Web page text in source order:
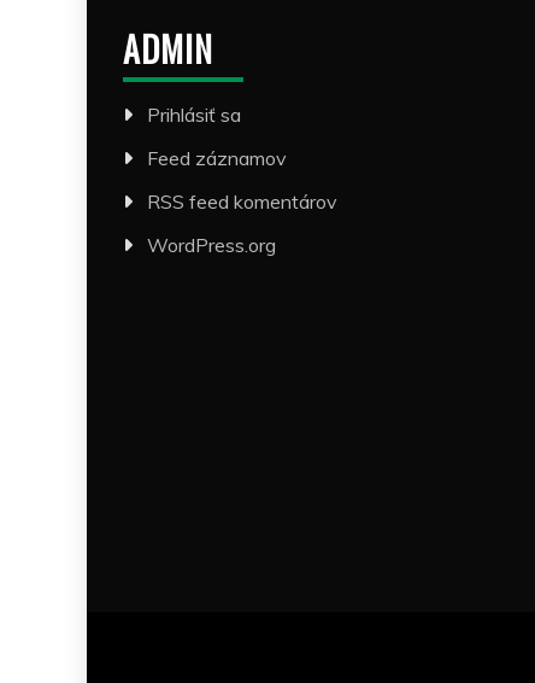
ADMIN
Prihlásiť sa
Feed záznamov
RSS feed komentárov
WordPress.org